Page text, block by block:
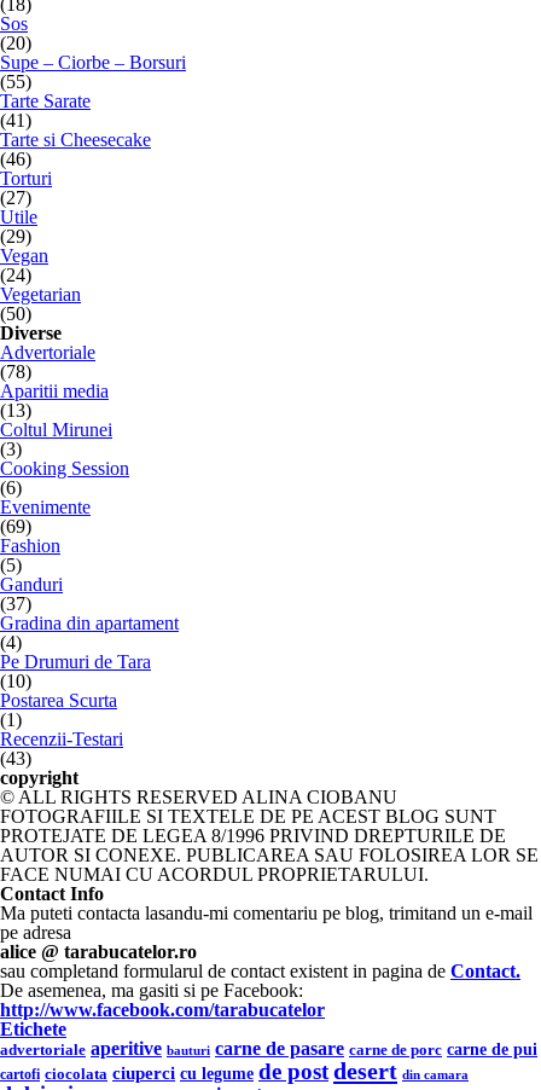
(18)
Sos
(20)
Supe – Ciorbe – Borsuri
(55)
Tarte Sarate
(41)
Tarte si Cheesecake
(46)
Torturi
(27)
Utile
(29)
Vegan
(24)
Vegetarian
(50)
Diverse
Advertoriale
(78)
Aparitii media
(13)
Coltul Mirunei
(3)
Cooking Session
(6)
Evenimente
(69)
Fashion
(5)
Ganduri
(37)
Gradina din apartament
(4)
Pe Drumuri de Tara
(10)
Postarea Scurta
(1)
Recenzii-Testari
(43)
copyright
© ALL RIGHTS RESERVED ALINA CIOBANU
FOTOGRAFIILE SI TEXTELE DE PE ACEST BLOG SUNT
PROTEJATE DE LEGEA 8/1996 PRIVIND DREPTURILE DE
AUTOR SI CONEXE. PUBLICAREA SAU FOLOSIREA LOR SE
FACE NUMAI CU ACORDUL PROPRIETARULUI.
Contact Info
Ma puteti contacta lasandu-mi comentariu pe blog, trimitand un e-mail
pe adresa
alice @ tarabucatelor.ro
sau completand formularul de contact existent in pagina de Contact.
De asemenea, ma gasiti si pe Facebook:
http://www.facebook.com/tarabucatelor
Etichete
advertoriale aperitive bauturi carne de pasare carne de porc carne de pui
cartofi ciocolata ciuperci cu legume de postdesert din camara